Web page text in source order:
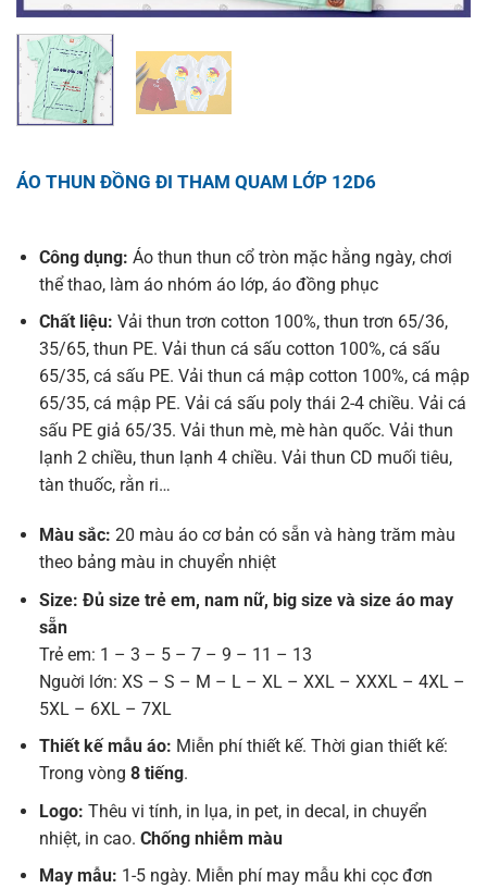
ÁO THUN ĐỒNG ĐI THAM QUAM LỚP 12D6
Công dụng: Áo thun thun cổ tròn mặc hằng ngày, chơi
thể thao, làm áo nhóm áo lớp, áo đồng phục
Chất liệu: Vải thun trơn cotton 100%, thun trơn 65/36,
35/65, thun PE. Vải thun cá sấu cotton 100%, cá sấu
65/35, cá sấu PE. Vải thun cá mập cotton 100%, cá mập
65/35, cá mập PE. Vải cá sấu poly thái 2-4 chiều. Vải cá
sấu PE giả 65/35. Vải thun mè, mè hàn quốc. Vải thun
lạnh 2 chiều, thun lạnh 4 chiều. Vải thun CD muối tiêu,
tàn thuốc, rằn ri…
Màu sắc: 20 màu áo cơ bản có sẵn và hàng trăm màu
theo bảng màu in chuyển nhiệt
Size: Đủ size trẻ em, nam nữ, big size và size áo may
sẵn
Trẻ em: 1 – 3 – 5 – 7 – 9 – 11 – 13
Nguời lớn: XS – S – M – L – XL – XXL – XXXL – 4XL –
5XL – 6XL – 7XL
Thiết kế mẫu áo: Miễn phí thiết kế. Thời gian thiết kế:
Trong vòng 8 tiếng.
Logo: Thêu vi tính, in lụa, in pet, in decal, in chuyển
nhiệt, in cao. Chống nhiễm màu
May mẫu: 1-5 ngày. Miễn phí may mẫu khi cọc đơn